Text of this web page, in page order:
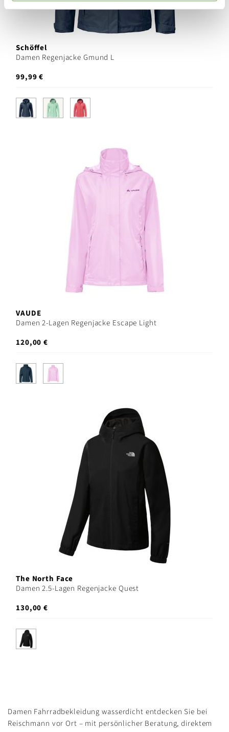
Schöffel
Damen Regenjacke Gmund L
99,99 €
VAUDE
Damen 2-Lagen Regenjacke Escape Light
120,00 €
The North Face
Damen 2.5-Lagen Regenjacke Quest
130,00 €
Damen Fahrradbekleidung wasserdicht entdecken Sie bei
Reischmann vor Ort – mit persönlicher Beratung, direktem